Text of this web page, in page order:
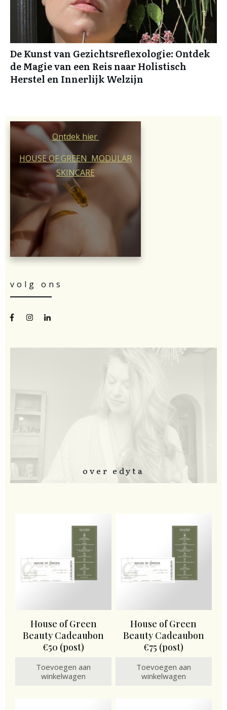
De Kunst van Gezichtsreflexologie: Ontdek
de Magie van een Reis naar Holistisch
Herstel en Innerlijk Welzijn
Ontdek hier
HOUSE OF GREEN MODULAR
SKINCARE
volg ons
over edyta
House of Green
Beauty Cadeaubon
€50 (post)
Toevoegen aan
winkelwagen
House of Green
Beauty Cadeaubon
€75 (post)
Toevoegen aan
winkelwagen